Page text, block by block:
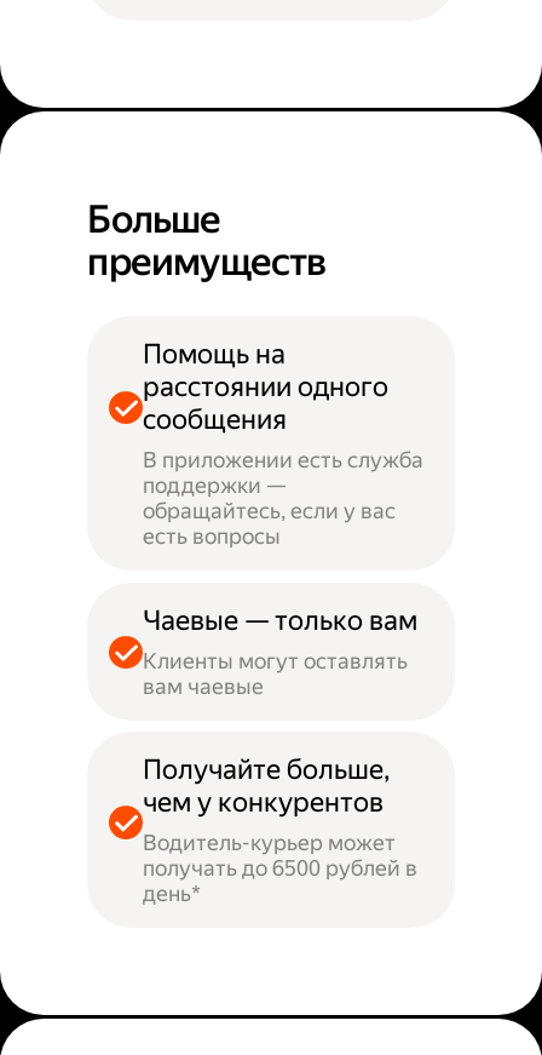
Больше
преимуществ
Помощь на
расстоянии одного
сообщения
В приложении есть служба
поддержки —
обращайтесь, если у вас
есть вопросы
Чаевые — только вам
Клиенты могут оставлять
вам чаевые
Получайте больше,
чем у конкурентов
Водитель-курьер может
получать до 6500 рублей в
день*